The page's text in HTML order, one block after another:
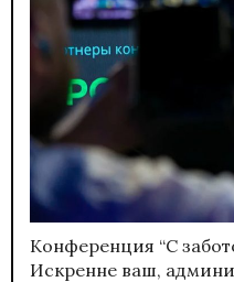
Конференция “С
Искренне ваш,